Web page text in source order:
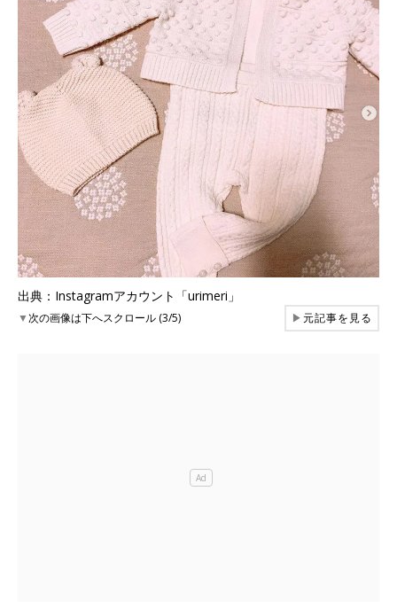
出典：Instagramアカウント「urimeri」
▼次の画像は下へスクロール (3/5) ▶元記事を見る